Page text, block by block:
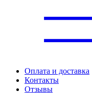
Оплата и доставка
Контакты
Отзывы